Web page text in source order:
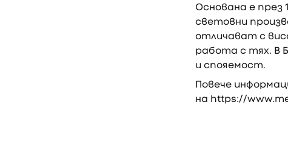
Основана е през
световни
отличават с
работа с тях. В
и спояемост.
Повече
на https://